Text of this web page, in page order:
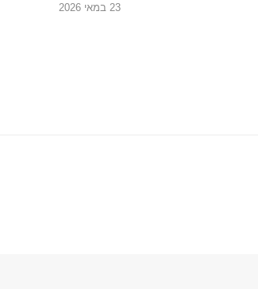
23 במאי 2026